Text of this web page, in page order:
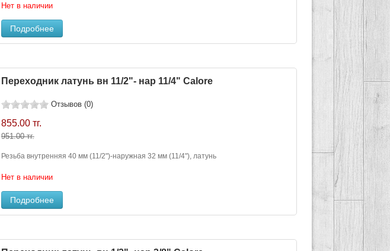
Нет в наличии
Подробнее
Переходник латунь вн 11/2"- нар 11/4" Calore
Отзывов (0)
855.00 тг.
951.00 тг.
Резьба внутренняя 40 мм (11/2")-наружная 32 мм (11/4"), латунь
Нет в наличии
Подробнее